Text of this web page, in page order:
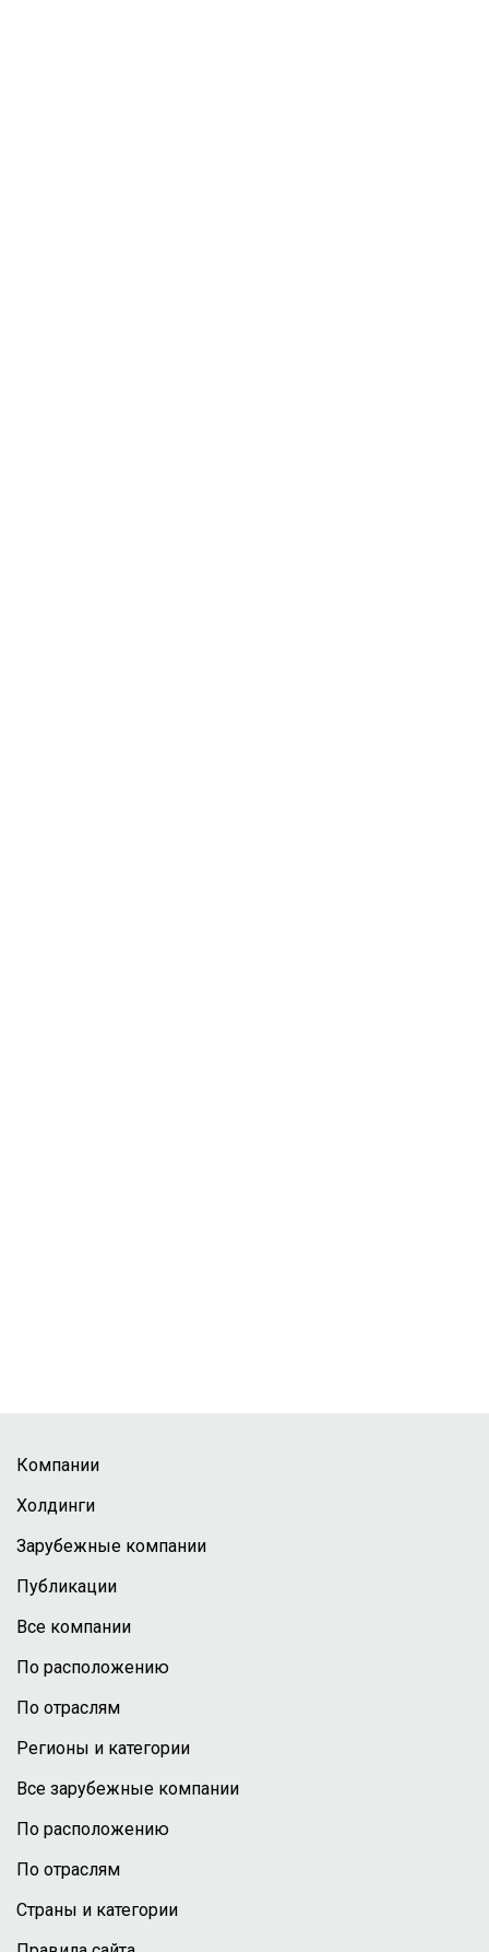
Компании
Холдинги
Зарубежные компании
Публикации
Все компании
По расположению
По отраслям
Регионы и категории
Все зарубежные компании
По расположению
По отраслям
Страны и категории